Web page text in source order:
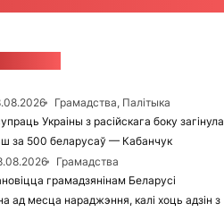
Грамадства, Палітыка
Украіны з расійскага боку загінула
за 500 беларусаў — Кабанчук
Грамадства
грамадзянінам Беларусі
ад месца нараджэння, калі хоць адзін з